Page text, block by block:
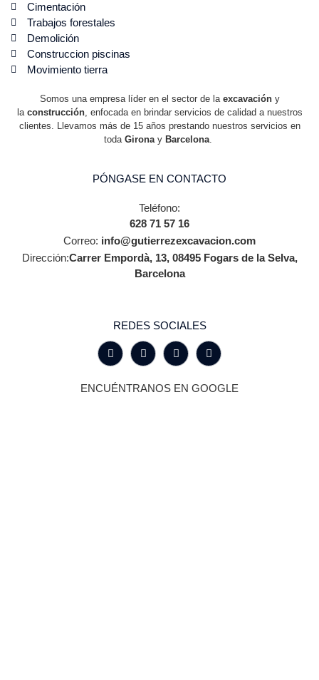
Cimentación
Trabajos forestales
Demolición
Construccion piscinas
Movimiento tierra
Somos una empresa líder en el sector de la excavacióny
la construcción, enfocada en brindar servicios de calidad a nuestros
clientes. Llevamos más de 15 años prestando nuestros servicios en
toda Gironay Barcelona.
PÓNGASE EN CONTACTO
Teléfono:
628 71 57 16
Correo: info@gutierrezexcavacion.com
Dirección:Carrer Empordà, 13, 08495 Fogars de la Selva,
Barcelona
REDES SOCIALES
ENCUÉNTRANOS EN GOOGLE